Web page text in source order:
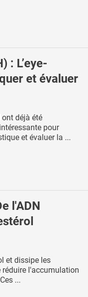
: L’eye-
et évaluer
ont déjà été
pour
et évaluer la ...
l'ADN
et dissipe les
réduire l'accumulation
...